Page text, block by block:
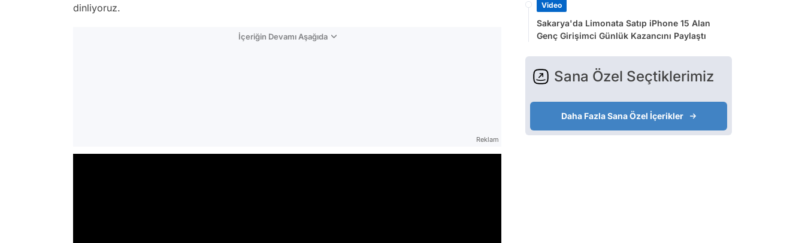
dinliyoruz.
İçeriğin Devamı Aşağıda
Reklam
Video
Sakarya'da Limonata Satıp iPhone 15 Alan
Genç Girişimci Günlük Kazancını Paylaştı
Sana Özel Seçtiklerimiz
Daha Fazla Sana Özel İçerikler